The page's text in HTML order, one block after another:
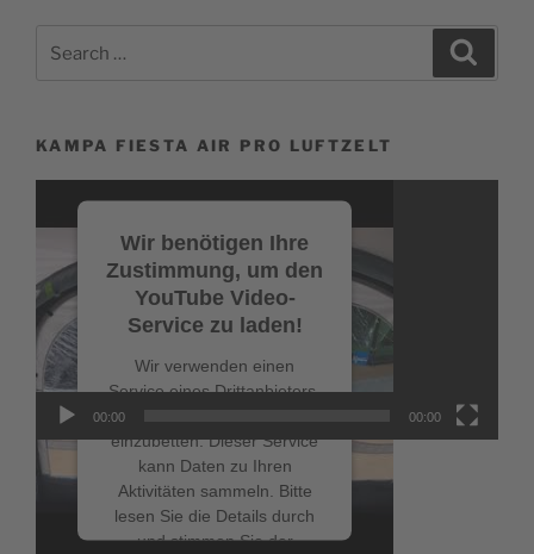
for:
KAMPA FIESTA AIR PRO LUFTZELT
Wir benötigen Ihre
Zustimmung, um den
YouTube Video-
Service zu laden!
Wir verwenden einen
Service eines Drittanbieters,
einzubetten. Dieser Service
kann Daten zu Ihren
Aktivitäten sammeln. Bitte
lesen Sie die Details durch
und stimmen Sie der
00:00 00:00
NEUESTE BEITRÄGE